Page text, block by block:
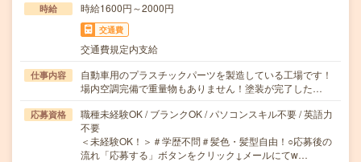
時給 時給1600円～2000円
交通費
交通費規定内支給
仕事内容
自動車用のプラスチックパーツを製造している工場です！
場内空調完備で重量物もありません！塗装が完了した…
応募資格
職種未経験OK / ブランクOK / パソコンスキル不要 / 英語力
不要
＜未経験OK！＞＃学歴不問＃髪色・髪型自由！○応募後の
流れ「応募する」ボタンをクリック↓メールにてw…